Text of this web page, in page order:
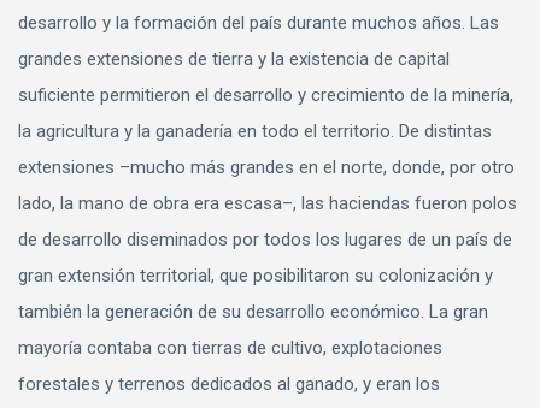
desarrollo y la formación del país durante muchos años. Las
grandes extensiones de tierra y la existencia de capital
suficiente permitieron el desarrollo y crecimiento de la minería,
la agricultura y la ganadería en todo el territorio. De distintas
extensiones –mucho más grandes en el norte, donde, por otro
lado, la mano de obra era escasa–, las haciendas fueron polos
de desarrollo diseminados por todos los lugares de un país de
gran extensión territorial, que posibilitaron su colonización y
también la generación de su desarrollo económico. La gran
mayoría contaba con tierras de cultivo, explotaciones
forestales y terrenos dedicados al ganado, y eran los